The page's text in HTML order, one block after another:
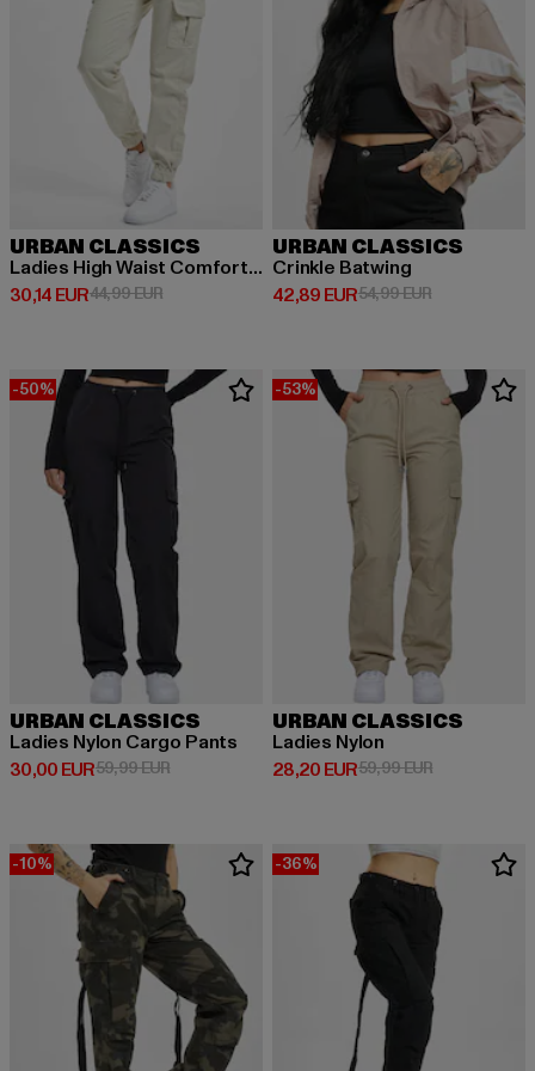
URBAN CLASSICS
Ladies High Waist Comfort Jogging
30,14 EUR
Derzeitiger Preis: 30,14 EUR
44,99 EURAktionspreis: 44,99 EUR
URBAN CLASSICS
Crinkle Batwing
42,89 EUR
Derzeitiger Preis: 42,89 EUR
54,99 EURAktionspreis:
-50%
URBAN CLASSICS
Ladies Nylon Cargo Pants
30,00 EUR
Derzeitiger Preis: 30,00 EUR
59,99 EURAktionspreis: 59,99 EUR
-53%
URBAN CLASSICS
Ladies Nylon
28,20 EUR
Derzeitiger Preis: 28,20 EUR
59,99 EURAktionspreis:
-10% -36%